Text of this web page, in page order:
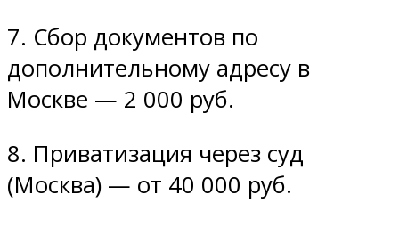
7. Сбор документов по
дополнительному адресу в
Москве — 2 000 руб.
8. Приватизация через суд
(Москва) — от 40 000 руб.